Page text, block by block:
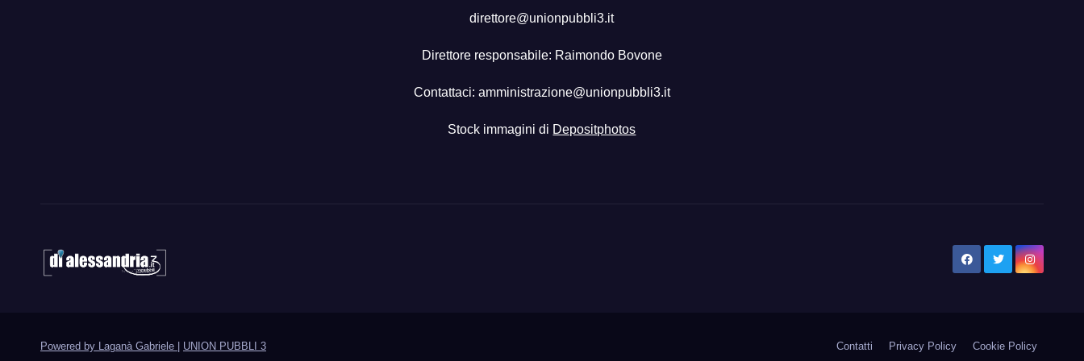
direttore@unionpubbli3.it
Direttore responsabile: Raimondo Bovone
Contattaci: amministrazione@unionpubbli3.it
Stock immagini di Depositphotos
Powered by Laganà Gabriele UNION PUBBLI 3 Contatti Privacy Policy Cookie Policy